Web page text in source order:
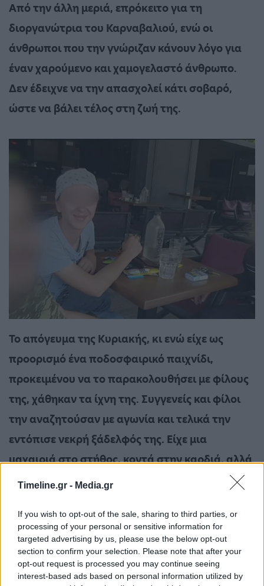
Timeline.gr - Media.gr
If you wish to opt-out of the sale, sharing to third parties, or
processing of your personal or sensitive information for
targeted advertising by us, please use the below opt-out
section to confirm your selection. Please note that after your
opt-out request is processed you may continue seeing
interest-based ads based on personal information utilized by
Από την άλλη μεριά, επρόκειτο για τη
διοργανώτριατου Καρναβαλιού, ενώ οι
άνθρωποι που την γνώριζαν κάνουν λόγο για
έναν χαρούμενο και χαμογελαστό άνθρωπο.
Δεν έδειχνε να την απασχολεί κάτι σοβαρό,
ώστε να βάλει τέλος στη ζωή της.
Το απόγευμα της Κυριακής, κι ενώ είχε ως
προορισμό ένα ποδοσφαιρικό παιχνίδι,
προκειμένου να το παρακολουθήσει με φίλους
της, χάθηκαν τα ίχνη της. Συγγενείς και φίλοι
την αναζητούσαν με αγωνία και τελικά την
εντόπισε νεκρή ξάδελφός της. Είχε μια
μαχαιριά στο στήθος, κοντά στην καρδιά, αλλά
και τραύματα από αιχμηρό αντικείμενο στα
«Ενώ ξεκίνησε να πάει να δει έναν
ποδοσφαιρικό αγώνα, την ψάχναμε και δεν
μπορούσαμε να την βρούμε και την βρήκε